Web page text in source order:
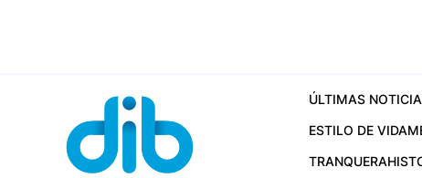
ÚLTIMAS
ESTILO DE VIDA
TRANQUERA